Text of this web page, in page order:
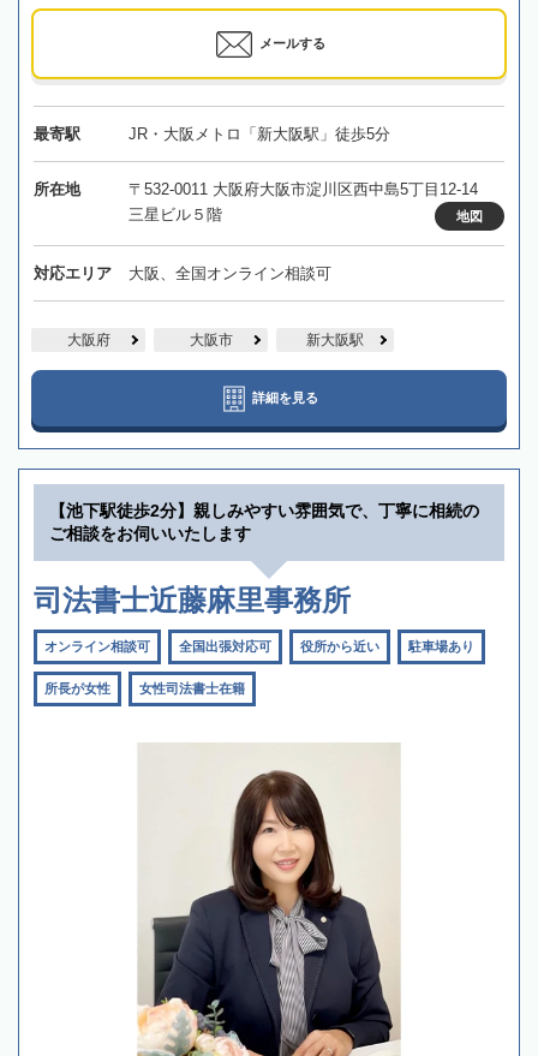
メールする
最寄駅 JR・大阪メトロ「新大阪駅」徒歩5分
所在地
〒532-0011 大阪府大阪市淀川区西中島5丁目12-14
三星ビル５階
地図
対応エリア 大阪、全国オンライン相談可
大阪府 大阪市 新大阪駅
詳細を見る
【池下駅徒歩2分】親しみやすい雰囲気で、丁寧に相続の
ご相談をお伺いいたします
司法書士近藤麻里事務所
オンライン相談可 全国出張対応可 役所から近い 駐車場あり
所長が女性 女性司法書士在籍